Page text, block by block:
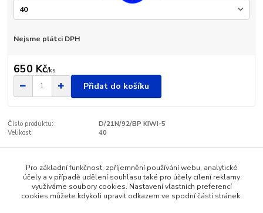
Nejsme plátci DPH
650 Kč/ks
Přidat do košíku
Číslo produktu:
D/21N/92/BP KIWI-5
Velikost:
40
Zboží zařazeno v kategoriích
Dámská obuv - SANTÉ
Pro základní funkčnost, zpříjemnění používání webu, analytické
účely a v případě udělení souhlasu také pro účely cílení reklamy
využíváme soubory cookies. Nastavení vlastních preferencí
cookies můžete kdykoli upravit odkazem ve spodní části stránek.